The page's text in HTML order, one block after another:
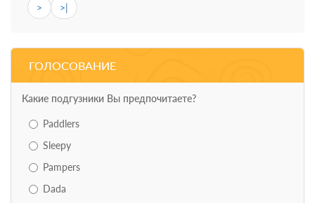
>
>|
ГОЛОСОВАНИЕ
Какие подгузники Вы предпочитаете?
Paddlers
Sleepy
Pampers
Dada